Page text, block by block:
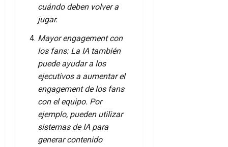
cuándo deben volver a
jugar.
Mayor engagement con
los fans: La IA también
puede ayudar a los
ejecutivos a aumentar el
engagement de los fans
con el equipo. Por
ejemplo, pueden utilizar
sistemas de IA para
generar contenido